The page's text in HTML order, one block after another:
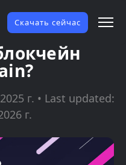
Скачать сейчас
г. • Last updated:
г.